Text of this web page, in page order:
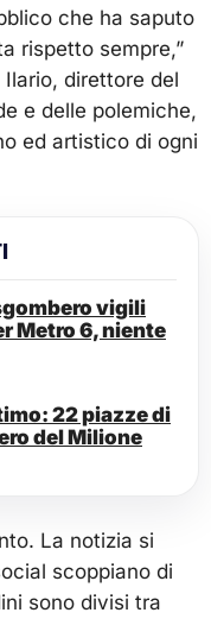
che ha saputo
rispetto sempre,”
direttore del
e delle polemiche,
ed artistico di ogni
vigili
Metro 6, niente
22 piazze di
del Milione
La notizia si
scoppiano di
sono divisi tra